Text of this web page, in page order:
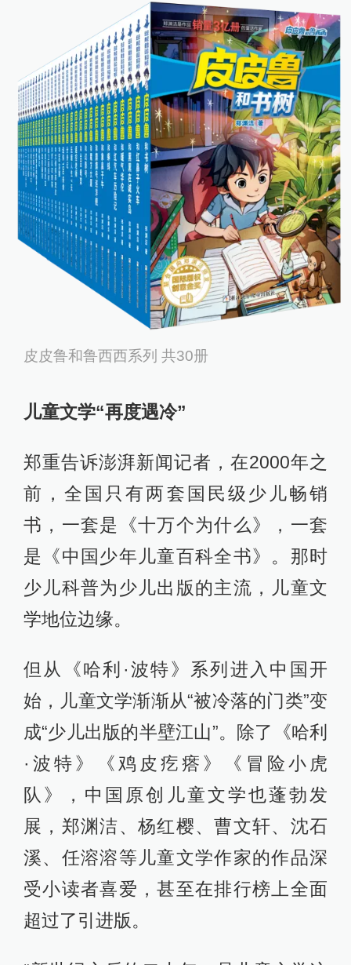
皮皮鲁和鲁西西系列 共30册
儿童文学“再度遇冷”
郑重告诉澎湃新闻记者，在2000年之
前，全国只有两套国民级少儿畅销
书，一套是《十万个为什么》，一套
是《中国少年儿童百科全书》。那时
少儿科普为少儿出版的主流，儿童文
学地位边缘。
但从《哈利·波特》系列进入中国开
始，儿童文学渐渐从“被冷落的门类”变
成“少儿出版的半壁江山”。除了《哈利
·波特》《鸡皮疙瘩》《冒险小虎
队》，中国原创儿童文学也蓬勃发
展，郑渊洁、杨红樱、曹文轩、沈石
溪、任溶溶等儿童文学作家的作品深
受小读者喜爱，甚至在排行榜上全面
超过了引进版。